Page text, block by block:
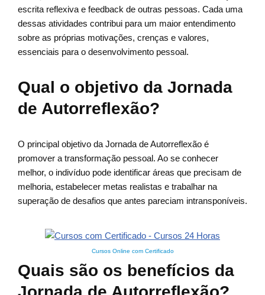
escrita reflexiva e feedback de outras pessoas. Cada uma
dessas atividades contribui para um maior entendimento
sobre as próprias motivações, crenças e valores,
essenciais para o desenvolvimento pessoal.
Qual o objetivo da Jornada
de Autorreflexão?
O principal objetivo da Jornada de Autorreflexão é
promover a transformação pessoal. Ao se conhecer
melhor, o indivíduo pode identificar áreas que precisam de
melhoria, estabelecer metas realistas e trabalhar na
superação de desafios que antes pareciam intransponíveis.
Cursos Online com Certificado
Quais são os benefícios da